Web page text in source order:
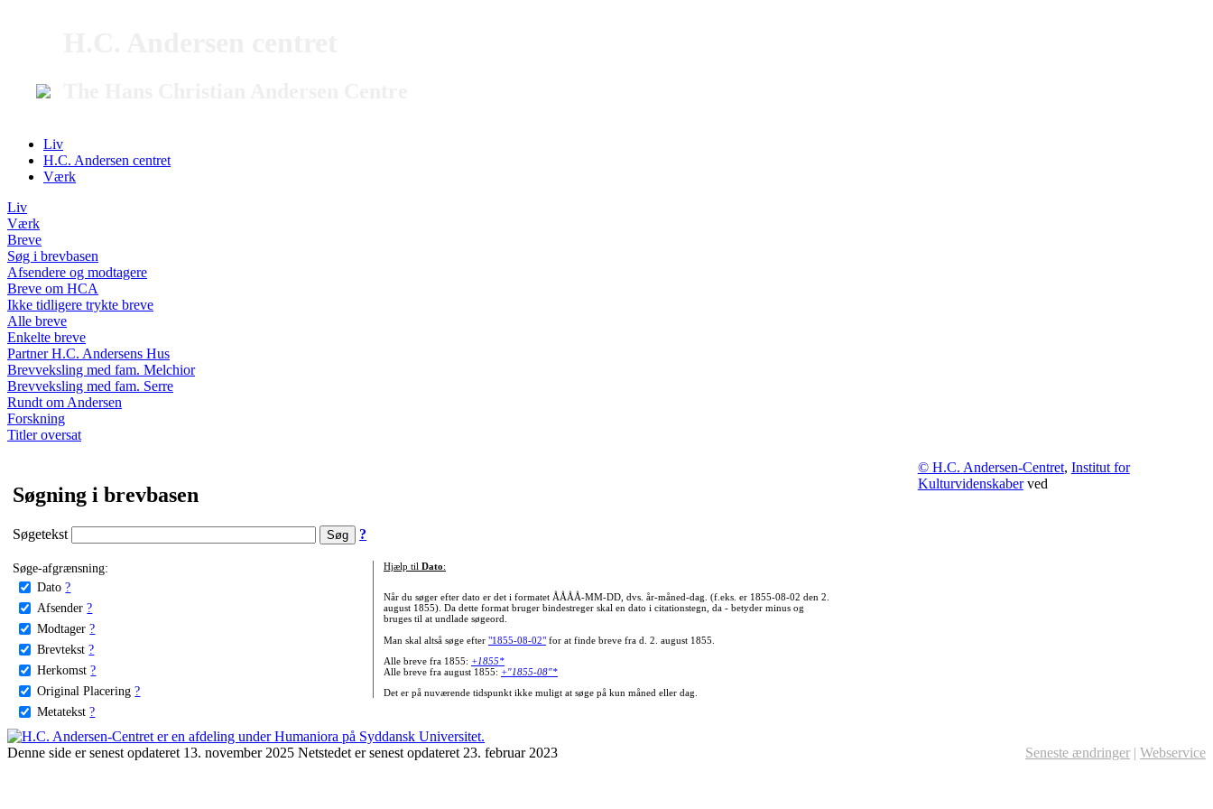
Liv
H.C. Andersen centret
Værk
Liv
Værk
Breve
Søg i brevbasen
Afsendere og modtagere
Breve om HCA
Ikke tidligere trykte breve
Alle breve
Enkelte breve
Partner H.C. Andersens Hus
Brevveksling med fam. Melchior
Brevveksling med fam. Serre
Rundt om Andersen
Forskning
Titler oversat
Søgning i brevbasen
Søgetekst ?
Søge-afgrænsning:
Dato ?
Afsender ?
Modtager ?
Brevtekst ?
Herkomst ?
Original Placering ?
Metatekst ?
Hjælp til Dato:
Når du søger efter dato er det i formatet ÅÅÅÅ-MM-DD, dvs. år-måned-dag. (f.eks. er 1855-08-02 den 2.
august 1855). Da dette format bruger bindestreger skal en dato i citationstegn, da - betyder minus og
bruges til at undlade søgeord.
Man skal altså søge efter "1855-08-02"for at finde breve fra d. 2. august 1855.
Alle breve fra 1855: +1855*
Alle breve fra august 1855: +"1855-08"*
Det er på nuværende tidspunkt ikke muligt at søge på kun måned eller dag.
© H.C. Andersen-Centret, Institut for
Kulturvidenskaberved
Denne side er senest opdateret 13. november 2025 Netstedet er senest opdateret 23. februar 2023 Seneste ændringer | Webservice